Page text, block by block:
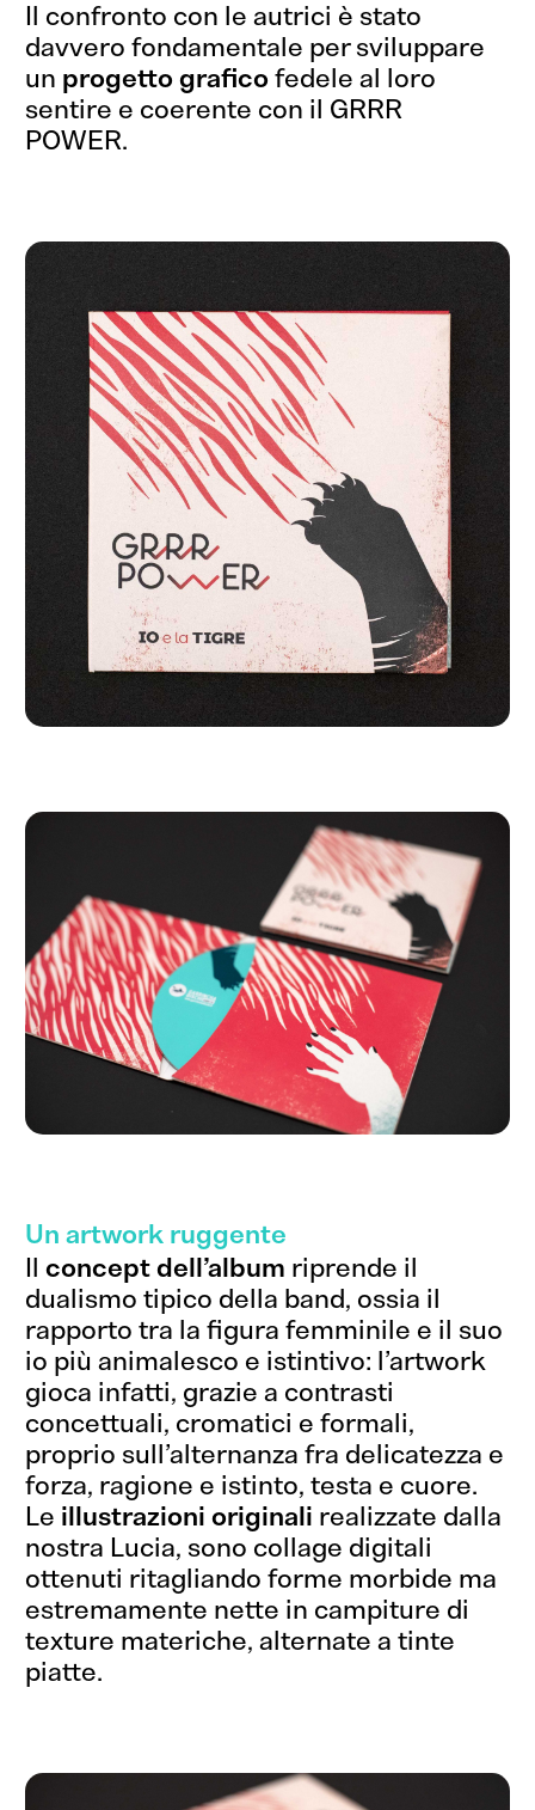
Il confronto con le autrici è stato
davvero fondamentale per sviluppare
un progetto grafico fedele al loro
sentire e coerente con il GRRR
POWER.
Un artwork ruggente
Ilconcept dell’album riprende il
dualismo tipico della band, ossia il
rapporto tra la figura femminile e il suo
io più animalesco e istintivo: l’artwork
gioca infatti, grazie a contrasti
concettuali, cromatici e formali,
proprio sull’alternanza fra delicatezza e
forza, ragione e istinto, testa e cuore.
Le illustrazioni originali realizzate dalla
nostra Lucia, sono collage digitali
ottenuti ritagliando forme morbide ma
estremamente nette in campiture di
texture materiche, alternate a tinte
piatte.